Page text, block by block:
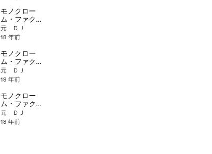
モノクロー
ム・ファクタ
ー 13話 光人の
影 a
元 ＤＪ
18 年前
モノクロー
ム・ファクタ
ー12話 消滅す
る影 b
元 ＤＪ
18 年前
モノクロー
ム・ファクタ
ー 12話 消滅す
る影 c
元 ＤＪ
18 年前